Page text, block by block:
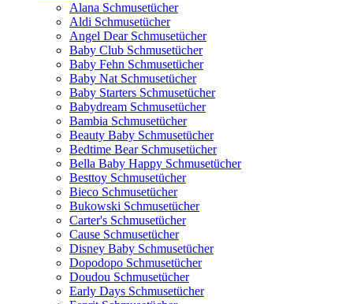
Alana Schmusetücher
Aldi Schmusetücher
Angel Dear Schmusetücher
Baby Club Schmusetücher
Baby Fehn Schmusetücher
Baby Nat Schmusetücher
Baby Starters Schmusetücher
Babydream Schmusetücher
Bambia Schmusetücher
Beauty Baby Schmusetücher
Bedtime Bear Schmusetücher
Bella Baby Happy Schmusetücher
Besttoy Schmusetücher
Bieco Schmusetücher
Bukowski Schmusetücher
Carter's Schmusetücher
Cause Schmusetücher
Disney Baby Schmusetücher
Dopodopo Schmusetücher
Doudou Schmusetücher
Early Days Schmusetücher